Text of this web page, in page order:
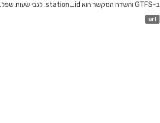
ב-GTFS והשדה המקשר הוא station_id. לגבי שעות שפל...
url